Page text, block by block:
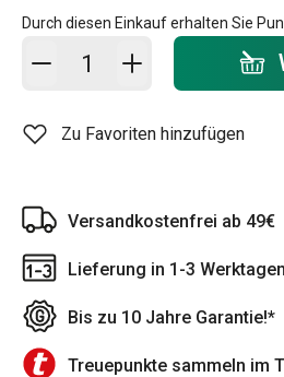
Durch diesen Einkauf erhalten Sie
In den Warenkorb - Menge
Zu Favoriten hinzufügen
Versandkostenfrei ab 49€
Lieferung in 1-3
Bis zu 10 Jahre Garantie!*
Treuepunkte sammeln im